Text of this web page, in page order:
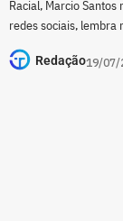
Racial, Marcio
redes sociais, lembra
Redação19/07/